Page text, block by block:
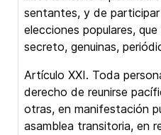
sentantes, y de participar
elecciones populares,
secreto, genuinas,
Artículo XXI. Toda
derecho de reunirse
otras, en manifestación
asamblea transitoria, en